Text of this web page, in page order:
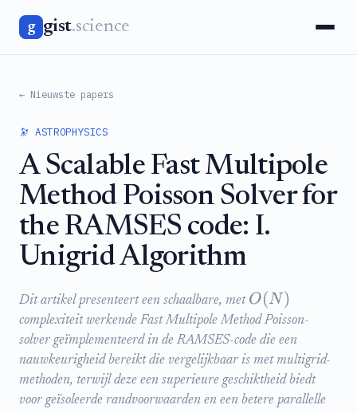
g gist.science
← Nieuwste papers
🔭 ASTROPHYSICS
A Scalable Fast Multipole
Method Poisson Solver for
the RAMSES code: I.
Unigrid Algorithm
Dit artikel presenteert een schaalbare, met O(N)
complexiteit werkende Fast Multipole Method Poisson-
solver geïmplementeerd in de RAMSES-code die een
nauwkeurigheid bereikt die vergelijkbaar is met multigrid-
methoden, terwijl deze een superieure geschiktheid biedt
voor geïsoleerde randvoorwaarden en een betere parallelle